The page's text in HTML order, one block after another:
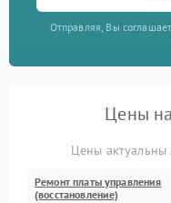
Отправляя, Вы
Цены
Цены
Ремонт платы управления
(восстановление)